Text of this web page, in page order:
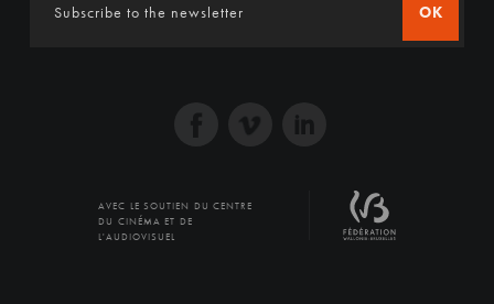
OK
AVEC LE SOUTIEN DU CENTRE
DU CINÉMA ET DE
L'AUDIOVISUEL